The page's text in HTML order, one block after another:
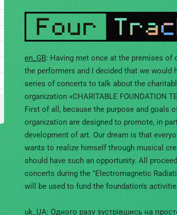
en_GB: Having met once at the premises of
the performers and I decided that we would
series of concerts to talk about the
organization «CHARITABLE FOUNDATION
First of all, because the purpose and goals
organization are designed to promote, in
development of art. Our dream is that
wants to realize himself through musical
should have such an opportunity. All
concerts during the "Electromagnetic
will be used to fund the foundation's
uk_UA: Одного разу зустрівшись на